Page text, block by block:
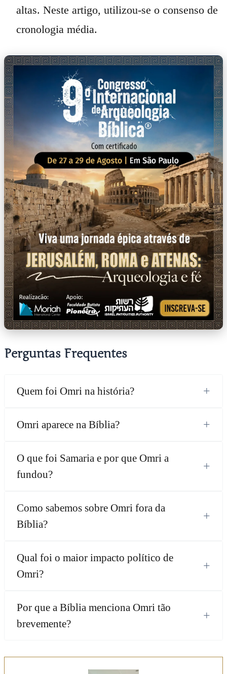
altas. Neste artigo, utilizou-se o consenso de
cronologia média.
Perguntas Frequentes
Quem foi Omri na história? +
Omri aparece na Bíblia? +
O que foi Samaria e por que Omri a
fundou?
+
Como sabemos sobre Omri fora da
Bíblia?
+
Qual foi o maior impacto político de
Omri?
+
Por que a Bíblia menciona Omri tão
brevemente?
+